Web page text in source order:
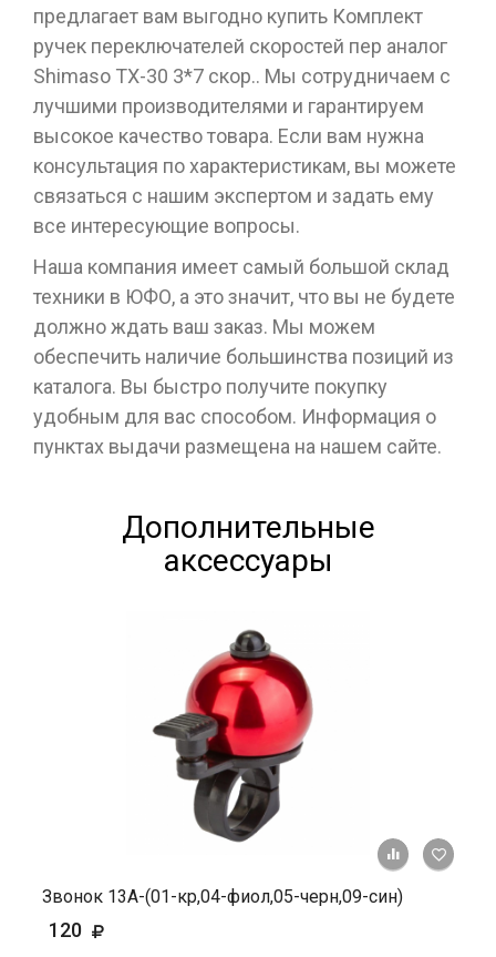
предлагает вам выгодно купить Комплект
ручек переключателей скоростей пер аналог
Shimaso TX-30 3*7 скор.. Мы сотрудничаем с
лучшими производителями и гарантируем
высокое качество товара. Если вам нужна
консультация по характеристикам, вы можете
связаться с нашим экспертом и задать ему
все интересующие вопросы.
Наша компания имеет самый большой склад
техники в ЮФО, а это значит, что вы не будете
должно ждать ваш заказ. Мы можем
обеспечить наличие большинства позиций из
каталога. Вы быстро получите покупку
удобным для вас способом. Информация о
пунктах выдачи размещена на нашем сайте.
Дополнительные
аксессуары
+ К
Звонок 13А-(01-кр,04-фиол,05-черн,09-син)
120